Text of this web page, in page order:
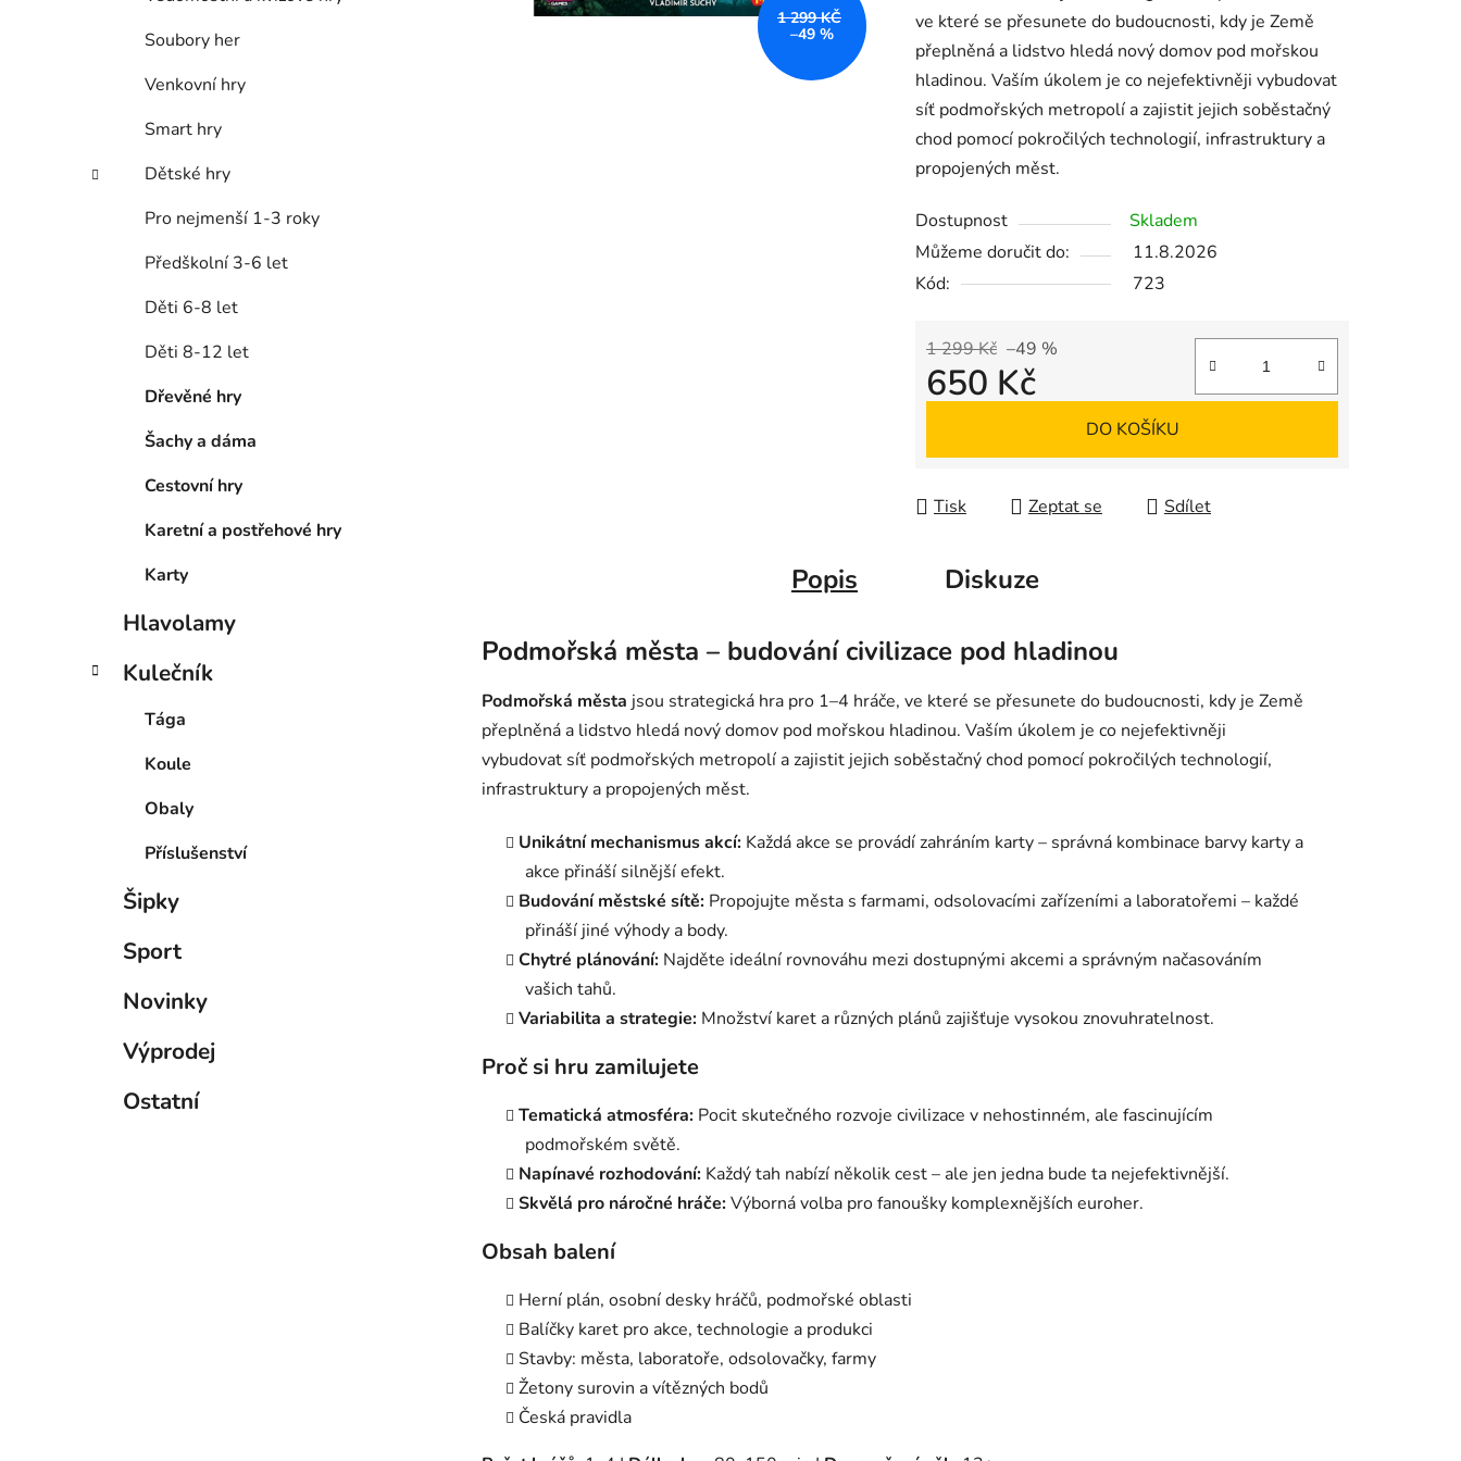
Soubory her
Venkovní hry
Smart hry
Dětské hry
Pro nejmenší 1-3 roky
Předškolní 3-6 let
Děti 6-8 let
Děti 8-12 let
Dřevěné hry
Šachy a dáma
Cestovní hry
Karetní a postřehové hry
Karty
Hlavolamy
Kulečník
Tága
Koule
Obaly
Příslušenství
Šipky
Sport
Novinky
Výprodej
Ostatní
hvězdiček.
ve které se přesunete do budoucnosti, kdy je Země
přeplněná a lidstvo hledá nový domov pod mořskou
hladinou. Vaším úkolem je co nejefektivněji vybudovat
síť podmořských metropolí a zajistit jejich soběstačný
chod pomocí pokročilých technologií, infrastruktury a
propojených měst.
Dostupnost
Skladem
Můžeme doručit do:
11.8.2026
Kód:
723
1 299 Kč –49 %
650 Kč
DO KOŠÍKU
Tisk Zeptat se Sdílet
1 299 KČ
–49 %
Popis Diskuze
Podmořská města – budování civilizace pod hladinou
Podmořská města jsou strategická hra pro 1–4 hráče, ve které se přesunete do budoucnosti, kdy je Země
přeplněná a lidstvo hledá nový domov pod mořskou hladinou. Vaším úkolem je co nejefektivněji
vybudovat síť podmořských metropolí a zajistit jejich soběstačný chod pomocí pokročilých technologií,
infrastruktury a propojených měst.
Unikátní mechanismus akcí: Každá akce se provádí zahráním karty – správná kombinace barvy karty a
akce přináší silnější efekt.
Budování městské sítě: Propojujte města s farmami, odsolovacími zařízeními a laboratořemi – každé
přináší jiné výhody a body.
Chytré plánování: Najděte ideální rovnováhu mezi dostupnými akcemi a správným načasováním
vašich tahů.
Variabilita a strategie: Množství karet a různých plánů zajišťuje vysokou znovuhratelnost.
Proč si hru zamilujete
Tematická atmosféra: Pocit skutečného rozvoje civilizace v nehostinném, ale fascinujícím
podmořském světě.
Napínavé rozhodování: Každý tah nabízí několik cest – ale jen jedna bude ta nejefektivnější.
Skvělá pro náročné hráče:Výborná volba pro fanoušky komplexnějších euroher.
Obsah balení
Herní plán, osobní desky hráčů, podmořské oblasti
Balíčky karet pro akce, technologie a produkci
Stavby: města, laboratoře, odsolovačky, farmy
Žetony surovin a vítězných bodů
Česká pravidla